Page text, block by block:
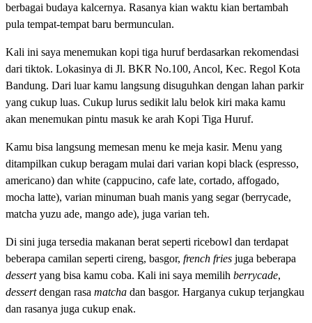
berbagai budaya kalcernya. Rasanya kian waktu kian bertambah
pula tempat-tempat baru bermunculan.
Kali ini saya menemukan kopi tiga huruf berdasarkan rekomendasi
dari tiktok. Lokasinya di Jl. BKR No.100, Ancol, Kec. Regol Kota
Bandung. Dari luar kamu langsung disuguhkan dengan lahan parkir
yang cukup luas. Cukup lurus sedikit lalu belok kiri maka kamu
akan menemukan pintu masuk ke arah Kopi Tiga Huruf.
Kamu bisa langsung memesan menu ke meja kasir. Menu yang
ditampilkan cukup beragam mulai dari varian kopi black (espresso,
americano) dan white (cappucino, cafe late, cortado, affogado,
mocha latte), varian minuman buah manis yang segar (berrycade,
matcha yuzu ade, mango ade), juga varian teh.
Di sini juga tersedia makanan berat seperti ricebowl dan terdapat
beberapa camilan seperti cireng, basgor, french fries juga beberapa
dessertyang bisa kamu coba. Kali ini saya memilih berrycade,
dessertdengan rasa matcha dan basgor. Harganya cukup terjangkau
dan rasanya juga cukup enak.